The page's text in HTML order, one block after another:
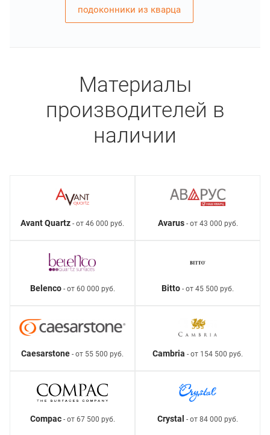
подоконники из кварца
Материалы
производителей в
наличии
Avant Quartz - от 46 000 руб. Avarus- от 43 000 руб.
Belenco- от 60 000 руб. Bitto - от 45 500 руб.
Caesarstone - от 55 500 руб. Cambria - от 154 500 руб.
Compac- от 67 500 руб. Crystal - от 84 000 руб.